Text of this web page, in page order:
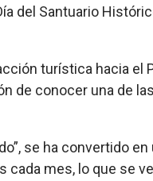
del Santuario
turística hacia el
de conocer una de
se ha convertido en
mes, lo que se